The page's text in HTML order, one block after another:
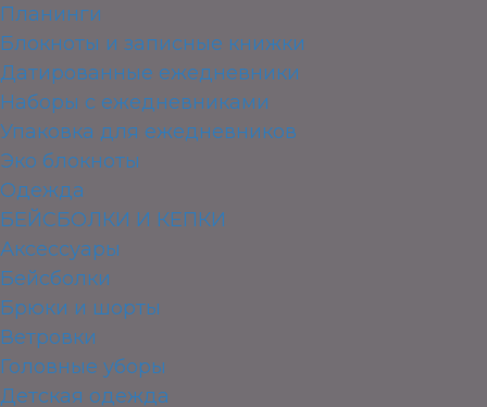
Планинги
Блокноты и записные книжки
Датированные ежедневники
Наборы с ежедневниками
Упаковка для ежедневников
Эко блокноты
Одежда
БЕЙСБОЛКИ И КЕПКИ
Аксессуары
Бейсболки
Брюки и шорты
Ветровки
Головные уборы
Детская одежда